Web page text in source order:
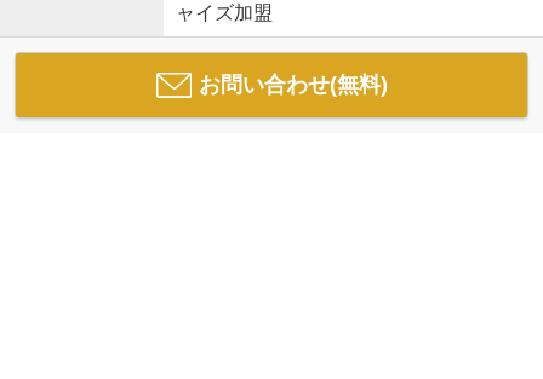
ャイズ加盟
お問い合わせ(無料)